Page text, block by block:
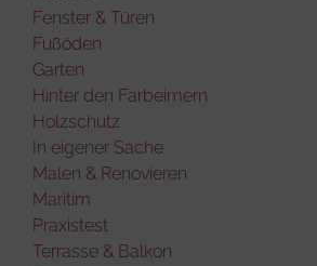
Fenster & Türen
Fußöden
Garten
Hinter den Farbeimern
Holzschutz
In eigener Sache
Malen & Renovieren
Maritim
Praxistest
Terrasse & Balkon